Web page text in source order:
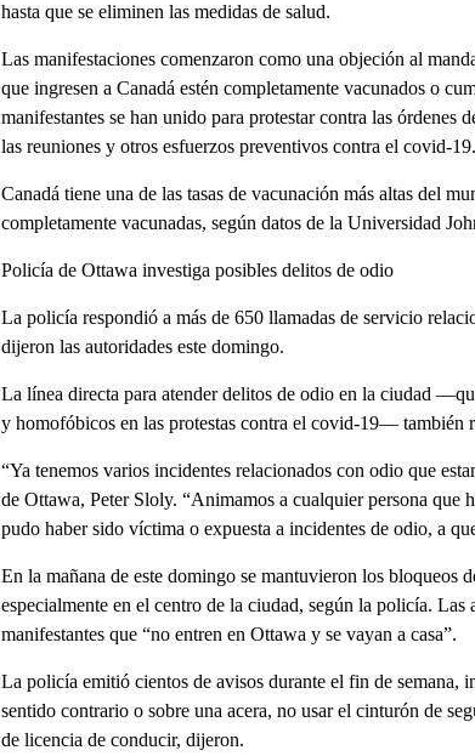
hasta que se eliminen las medidas de salud.
Las manifestaciones comenzaron como una objeción al
que ingresen a Canadá estén completamente vacunados o
manifestantes se han unido para protestar contra las órdenes
las reuniones y otros esfuerzos preventivos contra el covid-19.
Canadá tiene una de las tasas de vacunación más altas del
completamente vacunadas, según datos de la Universidad
Policía de Ottawa investiga posibles delitos de odio
La policía respondió a más de 650 llamadas de servicio
dijeron las autoridades este domingo.
La línea directa para atender delitos de odio en la ciudad
y homofóbicos en las protestas contra el covid-19–– también
“Ya tenemos varios incidentes relacionados con odio que
de Ottawa, Peter Sloly. “Animamos a cualquier persona
pudo haber sido víctima o expuesta a incidentes de odio, a
En la mañana de este domingo se mantuvieron los bloqueos
especialmente en el centro de la ciudad, según la policía. Las
manifestantes que “no entren en Ottawa y se vayan a casa”.
La policía emitió cientos de avisos durante el fin de semana,
sentido contrario o sobre una acera, no usar el cinturón de
de licencia de conducir, dijeron.